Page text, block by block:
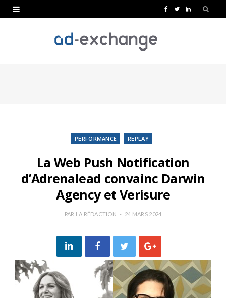
e
T
t
L
k
PERFORMANCE REPLAY
La Web Push Notification
d’Adrenalead convainc Darwin
Agency et Verisure
PAR LA RÉDACTION 24 MARS 2024